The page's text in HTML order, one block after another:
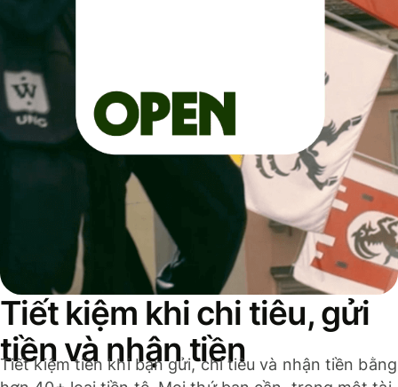
Tiết kiệm khi chi tiêu, gửi
tiền và nhận tiền
Tiết kiệm tiền khi bạn gửi, chi tiêu và nhận tiền bằng